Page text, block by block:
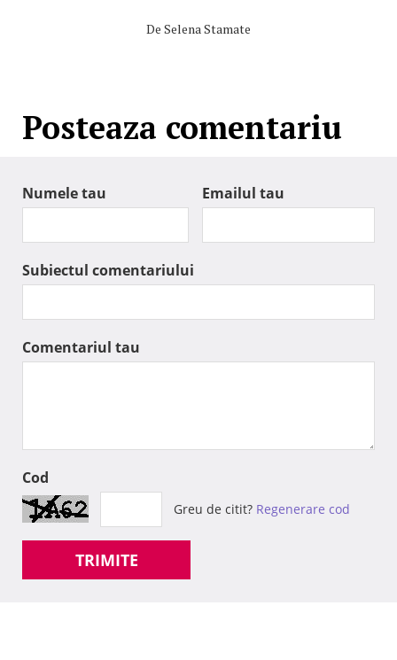
De Selena Stamate
Posteaza comentariu
Numele tau Emailul tau
Subiectul comentariului
Comentariul tau
Cod
Greu de citit? Regenerare cod
TRIMITE